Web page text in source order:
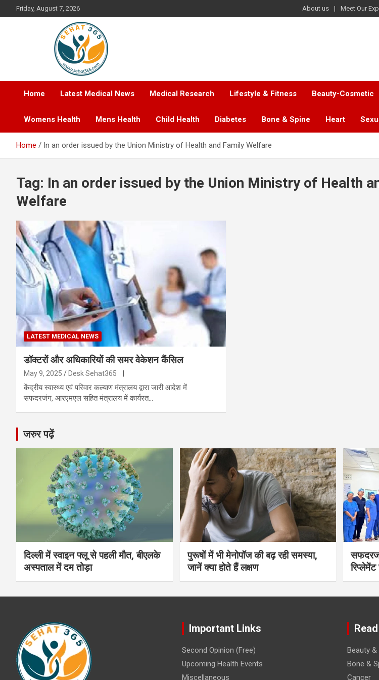
to
Friday, August 7, 2026 About us Meet Our
Sehat365
Your's Complete Health Guide
Home
Latest Medical News Medical Research Lifestyle & Fitness Beauty-Cosmetic
Womens Health Mens Health Child Health Diabetes Bone & Spine Heart
Home In an order issued by the Union Ministry of Health and Family Welfare
Tag: In an order issued by the Union Ministry of Health
Welfare
LATEST MEDICAL NEWS
डॉक्टरों और अधिकारियों की समर वेकेशन कैंसिल
May 9, 2025 Desk Sehat365
केंद्रीय स्वास्थ्य एवं परिवार कल्याण मंत्रालय द्वारा जारी आदेश में
सफदरजंग, आरएमएल सहित मंत्रालय में कार्यरत…
जरुर पढ़ें
दिल्ली में स्वाइन फ्लू से पहली मौत, बीएलके
अस्पताल में दम तोड़ा
पुरूषों में भी मेनोपॉज की बढ़ रही समस्या,
जानें क्या होते हैं लक्षण
रिप्लेमेंट
Important Links
Second Opinion (Free)
Upcoming Health Events
Miscellaneous
Beauty
Bone &
Cancer